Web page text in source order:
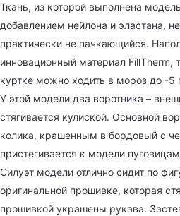
Ткань, из которой выполнена
добавлением нейлона и эластана,
практически не пачкающийся.
инновационный материал FillTherm,
куртке можно ходить в мороз до -5
У этой модели два воротника –
стягивается кулиской. Основной
колика, крашенным в бордовый с
пристегивается к модели
Силуэт модели отлично сидит по
оригинальной прошивке, которая
прошивкой украшены рукава.